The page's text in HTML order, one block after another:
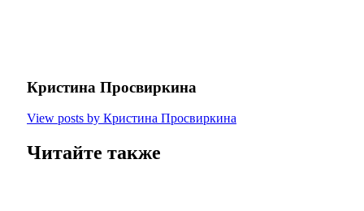
Кристина Просвиркина
View posts by Кристина Просвиркина
Читайте также